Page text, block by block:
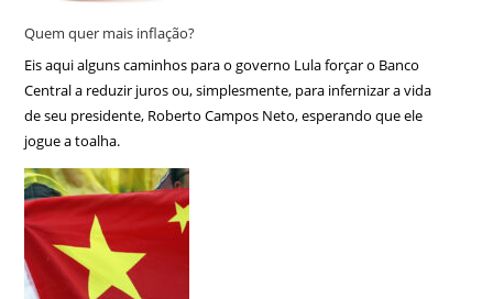
Quem quer mais inflação?
Eis aqui alguns caminhos para o governo Lula forçar o Banco
Central a reduzir juros ou, simplesmente, para infernizar a vida
de seu presidente, Roberto Campos Neto, esperando que ele
jogue a toalha.